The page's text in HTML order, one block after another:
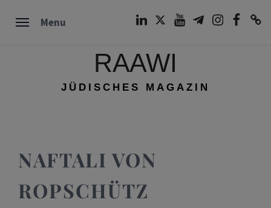
Menu
RAAWI
JÜDISCHES MAGAZIN
NAFTALI VON
ROPSCHÜTZ